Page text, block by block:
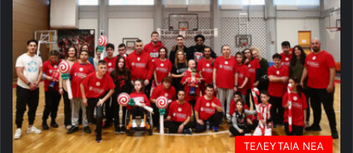
ΤΕΛΕΥΤΑΙΑ ΝΕΑ